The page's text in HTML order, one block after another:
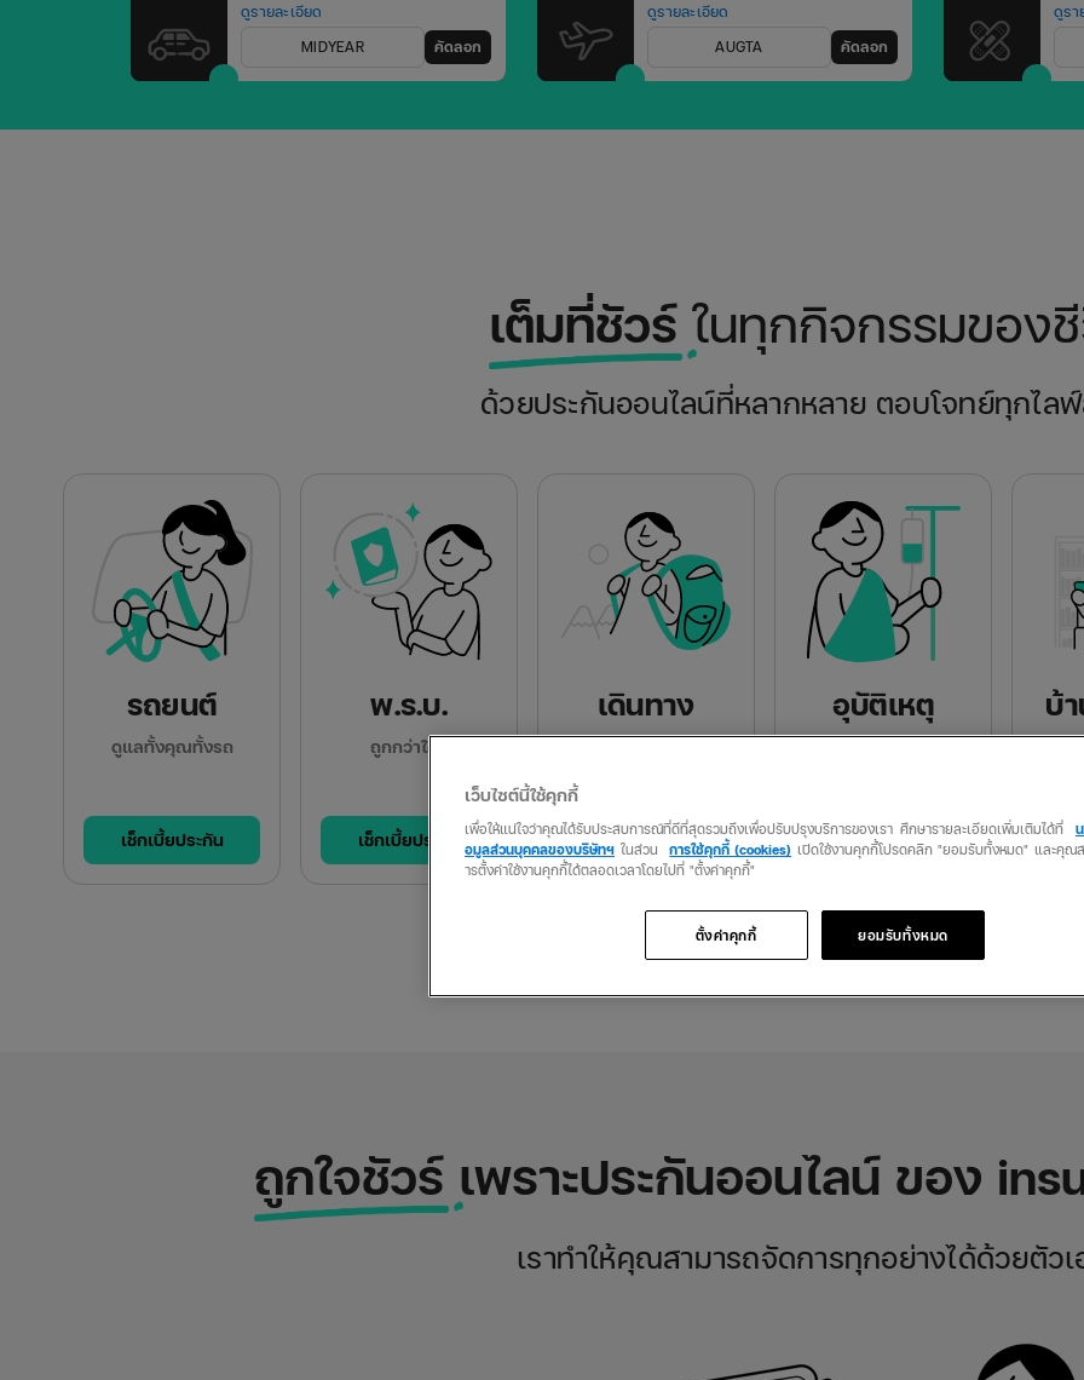
ดูรายละเอียด
MIDYEAR
คัดลอก
ดูรายละเอียด
AUGTA
คัดลอก
ดูรา
เต็มที่ชัวร์ ในทุกกิจกรรมของ
ด้วยประกันออนไลน์ที่หลากหลาย ตอบโจทย์ทุกไล
รถยนต์
ดูแลทั้งคุณทั้งรถ
เช็กเบี้ยประกัน
พ.ร.บ.
ถูกกว่าใคร
เช็กเบี้ยประกัน
เดินทาง
เช็กเบี้ยประกัน
อุบัติเหตุ
เช็กเบี้ยประกัน
บ้
ถูกใจชัวร์เพราะประกันออนไลน์ ของ
เราทำให้คุณสามารถจัดการทุกอย่างได้ด้วยตัว
เว็บไซต์นี้ใช้คุกกี้
เพื่อให้แน่ใจว่าคุณได้รับประสบการณ์ที่ดีที่สุดรวมถึงเพื่อปรับปรุงบริการของเรา ศึกษารายละเอียดเพิ่มเติมได้ที่
อมูลส่วนบุคคลของบริษัทฯ ในส่วน การใช้คุกกี้ (cookies) เปิดใช้งานคุกกี้โปรดคลิก "ยอมรับทั้งหมด" และคุณ
ารตั้งค่าใช้งานคุกกี้ได้ตลอดเวลาโดยไปที่ "ตั้งค่าคุกกี้"
ยอมรับทั้งหมด
ตั้งค่าคุกกี้